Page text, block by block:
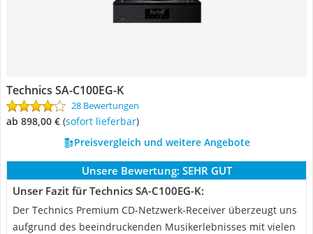
Technics SA-C100EG-K
28 Bewertungen
ab 898,00 € ( Sofort lieferbar)
Preisvergleich und weitere Angebote
Unsere Bewertung: SEHR GUT
Unser Fazit für Technics SA-C100EG-K:
Der Technics Premium CD-Netzwerk-Receiver überzeugt uns
aufgrund des beeindruckenden Musikerlebnisses mit vielen